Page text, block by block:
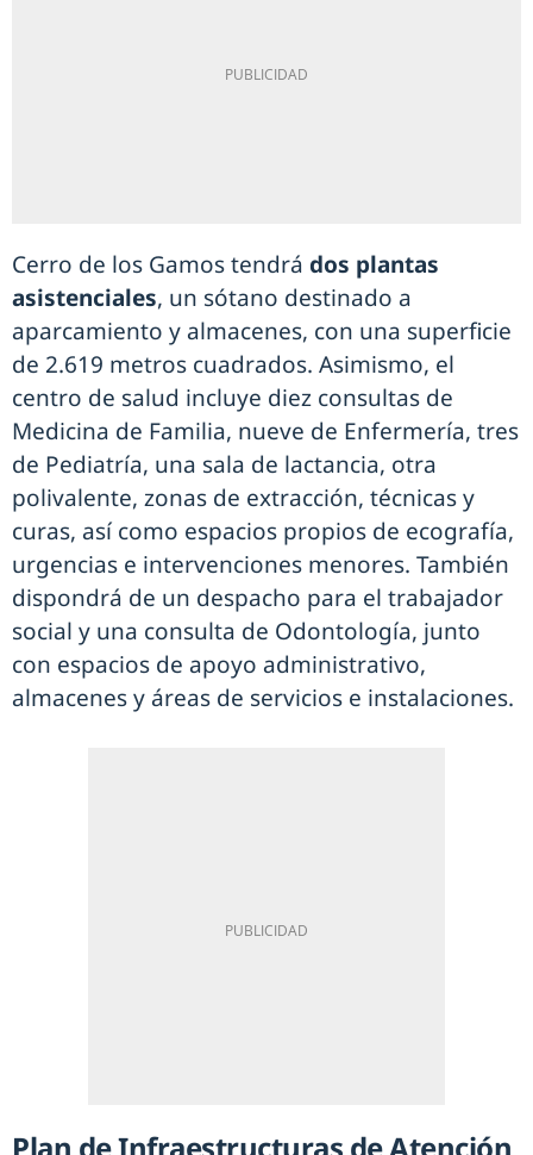
Cerro de los Gamos tendrá dos plantas
asistenciales, un sótano destinado a
aparcamiento y almacenes, con una superficie
de 2.619 metros cuadrados. Asimismo, el
centro de salud incluye diez consultas de
Medicina de Familia, nueve de Enfermería, tres
de Pediatría, una sala de lactancia, otra
polivalente, zonas de extracción, técnicas y
curas, así como espacios propios de ecografía,
urgencias e intervenciones menores. También
dispondrá de un despacho para el trabajador
social y una consulta de Odontología, junto
con espacios de apoyo administrativo,
almacenes y áreas de servicios e instalaciones.